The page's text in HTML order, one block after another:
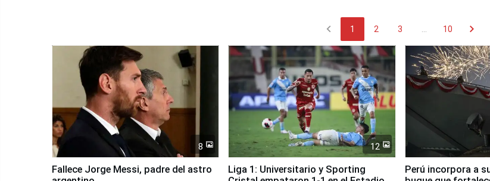
chevron_left 1 2 3 10 chevron_right
8
Fallece Jorge Messi, padre del astro
12
Liga 1: Universitario y Sporting
Perú incorpora a